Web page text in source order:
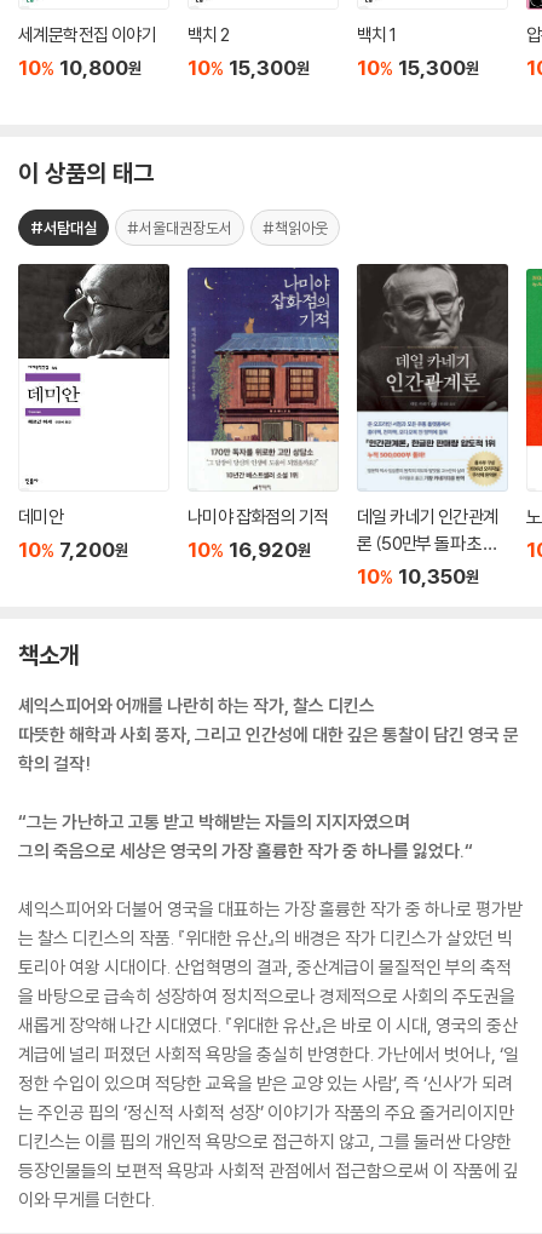
세계문학전집 이야기
10% 10,800원
백치 2
10% 15,300원
백치 1
10% 15,300원
이 상품의 태그
#서탐대실 #서울대권장도서 #책읽아웃
데미안
10% 7,200원
나미야 잡화점의 기적
10% 16,920원
데일 카네기 인간관계
론 (50만부 돌파 초판
무삭제 완역본)
10% 10,350원
책소개
셰익스피어와 어깨를 나란히 하는 작가, 찰스 디킨스
따뜻한 해학과 사회 풍자, 그리고 인간성에 대한 깊은 통찰이 담긴 영국 문
학의 걸작!
“그는 가난하고 고통 받고 박해받는 자들의 지지자였으며
그의 죽음으로 세상은 영국의 가장 훌륭한 작가 중 하나를 잃었다.“
셰익스피어와 더불어 영국을 대표하는 가장 훌륭한 작가 중 하나로 평가받
는 찰스 디킨스의 작품. 『위대한 유산』의 배경은 작가 디킨스가 살았던 빅
토리아 여왕 시대이다. 산업혁명의 결과, 중산계급이 물질적인 부의 축적
을 바탕으로 급속히 성장하여 정치적으로나 경제적으로 사회의 주도권을
새롭게 장악해 나간 시대였다. 『위대한 유산』은 바로 이 시대, 영국의 중산
계급에 널리 퍼졌던 사회적 욕망을 충실히 반영한다. 가난에서 벗어나, ‘일
정한 수입이 있으며 적당한 교육을 받은 교양 있는 사람’, 즉 ‘신사’가 되려
는 주인공 핍의 ‘정신적 사회적 성장’ 이야기가 작품의 주요 줄거리이지만
디킨스는 이를 핍의 개인적 욕망으로 접근하지 않고, 그를 둘러싼 다양한
등장인물들의 보편적 욕망과 사회적 관점에서 접근함으로써 이 작품에 깊
이와 무게를 더한다.